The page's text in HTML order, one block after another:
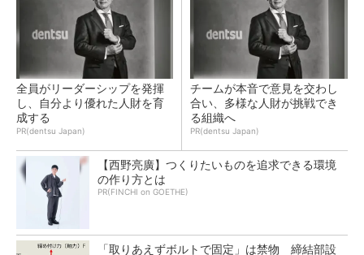
全員がリーダーシップを発揮
し、自分より優れた人財を育
成する
PR(dentsu Japan)
チームが本音で意見を交わし
合い、多様な人財が挑戦でき
る組織へ
PR(dentsu Japan)
【西野亮廣】つくりたいものを追求できる環境
の作り方とは
PR(FINCHI on GOETHE)
「取りあえずボルトで固定」は禁物 締結部設